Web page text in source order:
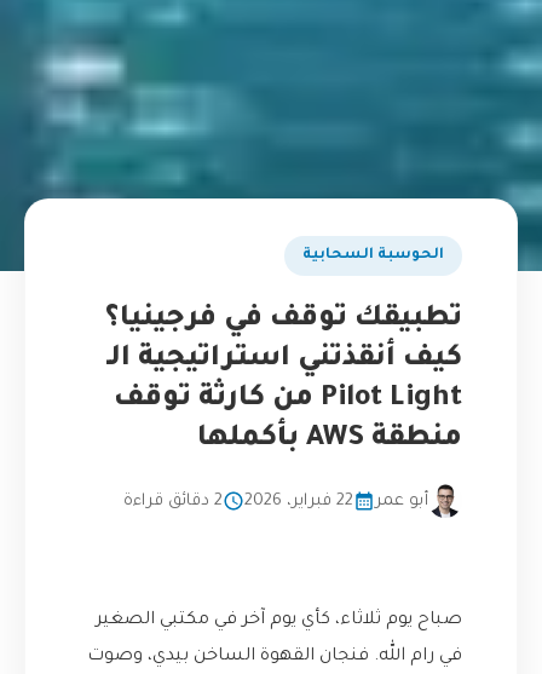
الحوسبة السحابية
تطبيقك توقف في فرجينيا؟
كيف أنقذتني استراتيجية الـ
Pilot Light من كارثة توقف
منطقة AWS بأكملها
أبو عمر 22 فبراير، 2026 2 دقائق قراءة
صباح يوم ثلاثاء، كأي يوم آخر في مكتبي الصغير
في رام الله. فنجان القهوة الساخن بيدي، وصوت